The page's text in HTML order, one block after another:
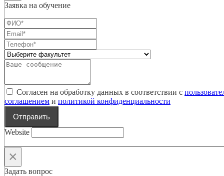
Заявка на обучение
Согласен на обработку данных в соответствии с
соглашением и политикой конфиденциальности
Отправить
Website
×
Задать вопрос